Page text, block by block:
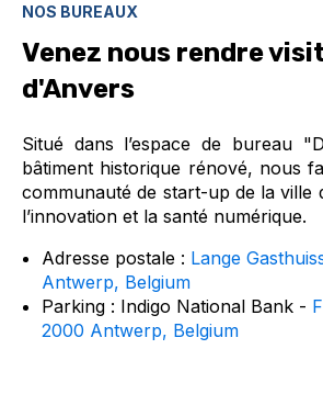
NOS BUREAUX
Venez nous rendre
d'Anvers
Situé dans l’espace de bureau
bâtiment historique rénové, nous
communauté de start-up de la ville
l’innovation et la santé numérique.
Adresse postale : Lange
Antwerp, Belgium
Parking : Indigo National Bank -
2000 Antwerp, Belgium